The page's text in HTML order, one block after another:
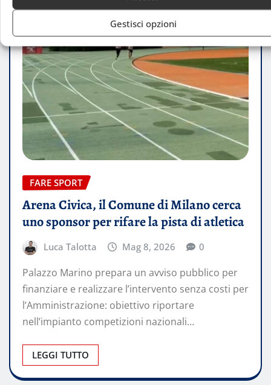
Gestisci opzioni
FARE SPORT
Arena Civica, il Comune di Milano cerca
uno sponsor per rifare la pista di atletica
Luca Talotta Mag 8, 2026 0
Palazzo Marino prepara un avviso pubblico per
finanziare e realizzare l’intervento senza costi per
l’Amministrazione: obiettivo riportare
nell’impianto competizioni nazionali…
LEGGI TUTTO